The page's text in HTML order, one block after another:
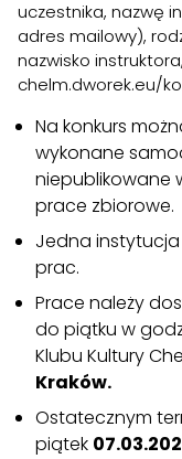
uczestnika, nazwę
adres mailowy),
nazwisko
chelm.dworek.eu/
Na konkurs
wykonane
niepublikowane
prace zbiorowe.
Jedna instytucja
prac.
Prace należy
do piątku w
Klubu Kultury
Kraków.
Ostatecznym
piątek